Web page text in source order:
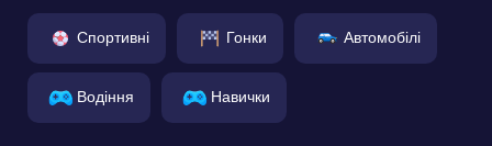
Спортивні Гонки Автомобілі
Водіння Навички